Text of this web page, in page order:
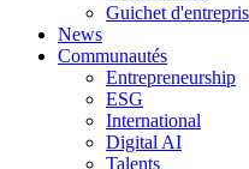
Guichet
News
Communautés
Entrepreneurship
ESG
International
Digital AI
Talents